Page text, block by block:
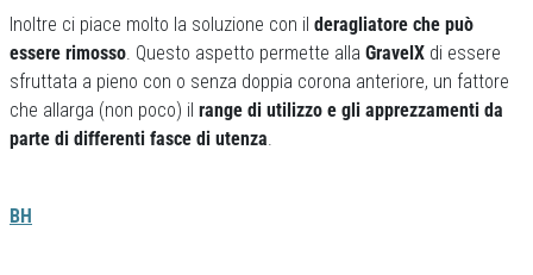
Inoltre ci piace molto la soluzione con il deragliatore che può
essere rimosso. Questo aspetto permette alla GravelX di essere
sfruttata a pieno con o senza doppia corona anteriore, un fattore
che allarga (non poco) il range di utilizzo e gli apprezzamenti da
parte di differenti fasce di utenza.
BH